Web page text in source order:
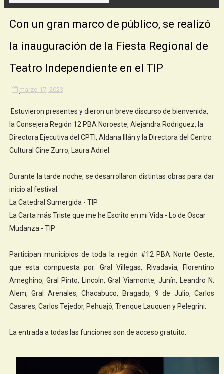
Con un gran marco de público, se realizó
la inauguración de la Fiesta Regional de
Teatro Independiente en el TIP
marzo 17, 2023
Estuvieron presentes y dieron un breve discurso de bienvenida,
la Consejera Región 12 PBA Noroeste, Alejandra Rodriguez, la
Directora Ejecutiva del CPTI, Aldana Illán y la Directora del Centro
Cultural Cine Zurro, Laura Adriel.
Durante la tarde noche, se desarrollaron distintas obras para dar
inicio al festival:
La Catedral Sumergida - TIP
La Carta más Triste que me he Escrito en mi Vida - Lo de Oscar
Mudanza - TIP
Participan municipios de toda la región #12 PBA Norte Oeste,
que esta compuesta por: Gral Villegas, Rivadavia, Florentino
Ameghino, Gral Pinto, Lincoln, Gral Viamonte, Junín, Leandro N.
Alem, Gral Arenales, Chacabuco, Bragado, 9 de Julio, Carlos
Casares, Carlos Tejedor, Pehuajó, Trenque Lauquen y Pelegrini.
La entrada a todas las funciones son de acceso gratuito.